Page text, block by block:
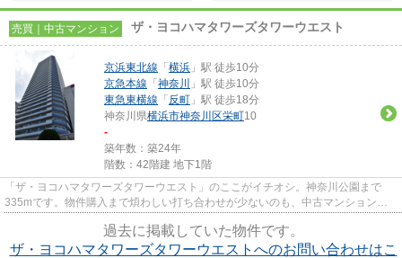
売買｜中古マンション ザ・ヨコハマタワーズタワーウエスト
京浜東北線 「 横浜 」駅 徒歩10分
京急本線 「 神奈川
」駅 徒歩10分
東急東横線 「 反町 」駅 徒歩18分
神奈川県横浜市神奈川区栄町10
-
築年数：築24年
階数：42階建 地下1階
「ザ・ヨコハマタワーズタワーウエスト」のここがイチオシ。神奈川公園まで
335mです。物件購入まで煩わしい打ち合わせが少ないのも、中古マンションの
過去に掲載していた物件です。
ザ・ヨコハマタワーズタワーウエストへのお問い合わせはこ